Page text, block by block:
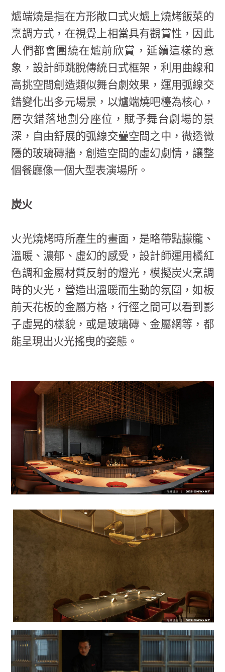
爐端燒是指在方形敞口式火爐上燒烤飯菜的
烹調方式，在視覺上相當具有觀賞性，因此
人們都會圍繞在爐前欣賞，延續這樣的意
象，設計師跳脫傳統日式框架，利用曲線和
高挑空間創造類似舞台劇效果，運用弧線交
錯變化出多元場景，以爐端燒吧檯為核心，
層次錯落地劃分座位，賦予舞台劇場的景
深，自由舒展的弧線交疊空間之中，微透微
隱的玻璃磚牆，創造空間的虛幻劇情，讓整
個餐廳像一個大型表演場所。
炭火
火光燒烤時所產生的畫面，是略帶點朦朧、
溫暖、濃郁、虛幻的感受，設計師運用橘紅
色調和金屬材質反射的燈光，模擬炭火烹調
時的火光，營造出溫暖而生動的氛圍，如板
前天花板的金屬方格，行徑之間可以看到影
子虛晃的樣貌，或是玻璃磚、金屬網等，都
能呈現出火光搖曳的姿態。